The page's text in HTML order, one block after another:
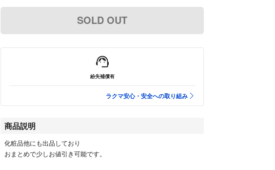
SOLD OUT
紛失補償有
ラクマ安心・安全への取り組み
商品説明
化粧品他にも出品しており
おまとめで少しお値引き可能です。